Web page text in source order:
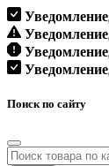
Уведомление
Уведомление
Уведомление
Уведомление
Поиск по сайту